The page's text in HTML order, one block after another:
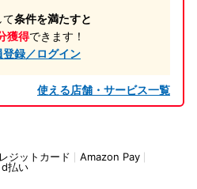
て条件を満たすと
獲得できます！
登録／ログイン
使える店舗・サービス一覧
ジットカード
Amazon Pay
d払い